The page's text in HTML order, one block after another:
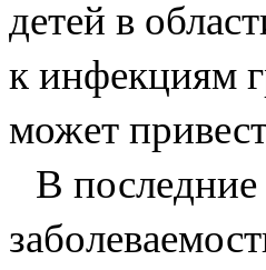
детей в
к инфекциям
может
В